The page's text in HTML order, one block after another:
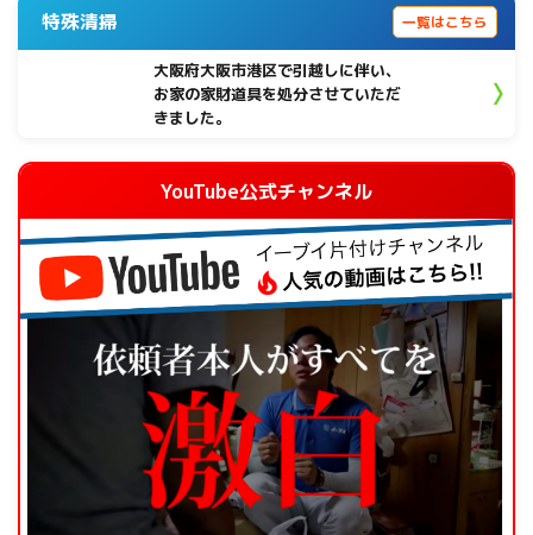
特殊清掃 一覧はこちら
大阪府大阪市港区で引越しに伴い、
お家の家財道具を処分させていただ
きました。
YouTube公式チャンネル